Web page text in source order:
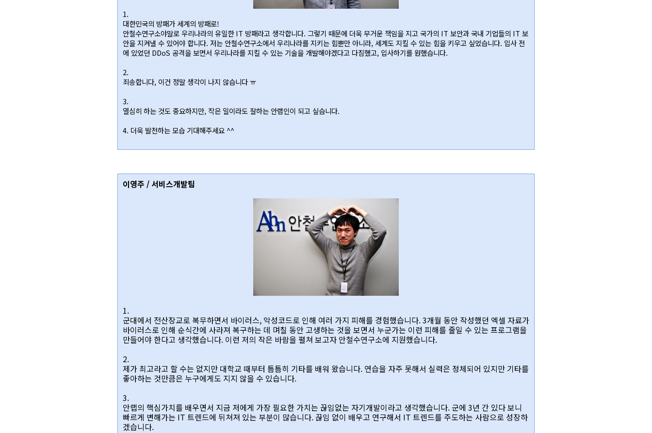
1.
대한민국의 방패가 세계의 방패로!
안철수연구소야말로 우리나라의 유일한 IT 방패라고 생각합니다. 그렇기 때문에 더욱 무거운 책임을 지고 국가의 IT 보안과 국내 기업들의 IT 보
안을 지켜낼 수 있어야 합니다. 저는 안철수연구소에서 우리나라를 지키는 힘뿐만 아니라, 세계도 지킬 수 있는 힘을 키우고 싶었습니다. 입사 전
에 있었던 DDoS 공격을 보면서 우리나라를 지킬 수 있는 기술을 개발해야겠다고 다짐했고, 입사하기를 원했습니다.
2.
죄송합니다, 이건 정말 생각이 나지 않습니다 ㅠ
3.
열심히 하는 것도 중요하지만, 작은 일이라도 잘하는 안랩인이 되고 싶습니다.
4. 더욱 발전하는 모습 기대해주세요 ^^
이영주 / 서비스개발팀
1.
군대에서 전산장교로 복무하면서 바이러스, 악성코드로 인해 여러 가지 피해를 경험했습니다. 3개월 동안 작성했던 엑셀 자료가
바이러스로 인해 순식간에 사라져 복구하는 데 며칠 동안 고생하는 것을 보면서 누군가는 이런 피해를 줄일 수 있는 프로그램을
만들어야 한다고 생각했습니다. 이런 저의 작은 바람을 펼쳐 보고자 안철수연구소에 지원했습니다.
2.
제가 최고라고 할 수는 없지만 대학교 때부터 틈틈히 기타를 배워 왔습니다. 연습을 자주 못해서 실력은 정체되어 있지만 기타를
좋아하는 것만큼은 누구에게도 지지 않을 수 있습니다.
3.
안랩의 핵심가치를 배우면서 지금 저에게 가장 필요한 가치는 끊임없는 자기개발이라고 생각했습니다. 군에 3년 간 있다 보니
빠르게 변해가는 IT 트렌드에 뒤쳐져 있는 부분이 많습니다. 끊임 없이 배우고 연구해서 IT 트렌드를 주도하는 사람으로 성장하
겠습니다.